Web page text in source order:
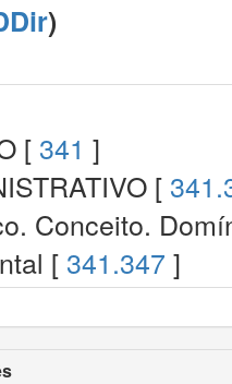
)
[ 341 ]
[
Conceito.
[ 341.347 ]